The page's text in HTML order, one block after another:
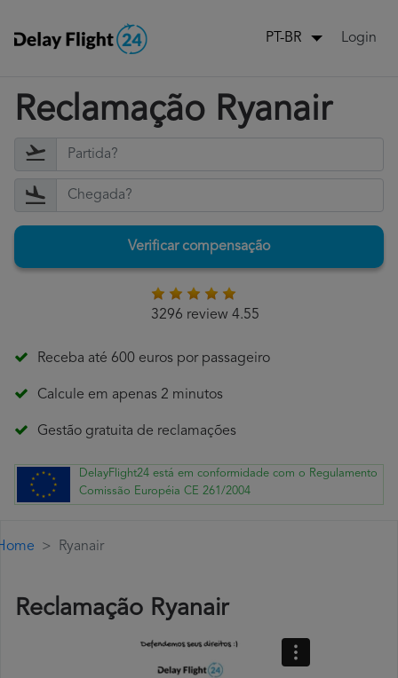
PT-BR Login
Reclamação Ryanair
Verificar compensação
3296 review 4.55
Receba até 600 euros por passageiro
Calcule em apenas 2 minutos
Gestão gratuita de reclamações
DelayFlight24 está em conformidade com o Regulamento
Comissão Européia CE 261/2004
Ryanair
Reclamação Ryanair